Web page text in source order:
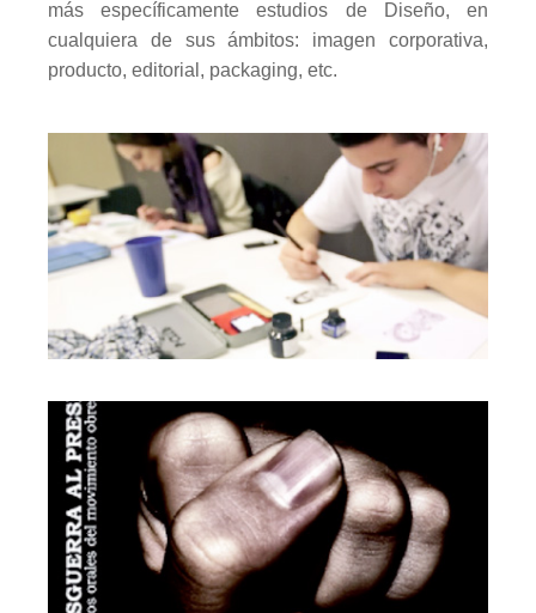
más específicamente estudios de Diseño, en
cualquiera de sus ámbitos: imagen corporativa,
producto, editorial, packaging, etc.